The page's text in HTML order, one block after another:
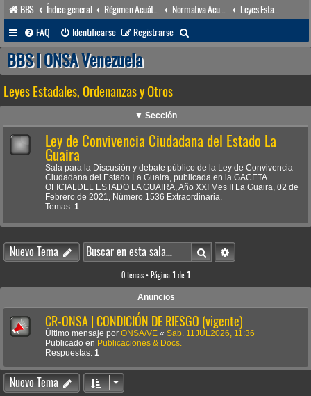
BBS Índice general
Leyes Estadales, Ordenanzas y Otros
FAQ
Identificarse Registrarse
u
a
r
BBS | ONSA Venezuela
Leyes Estadales, Ordenanzas y Otros
▼ Sección
Ley de Convivencia Ciudadana del Estado La
Guaira
Sala para la Discusión y debate público de la Ley de Convivencia
Ciudadana del Estado La Guaira, publicada en la GACETA
OFICIALDEL ESTADO LA GUAIRA, Año XXI Mes II La Guaira, 02 de
Febrero de 2021, Número 1536 Extraordinaria.
Temas: 1
Nuevo Tema BuscarBúsqueda avanzada
0 temas • Página 1 de 1
Anuncios
CR-ONSA | CONDICIÓN DE RIESGO (vigente)
Último mensaje por ONSA/VE « Sab. 11JUL2026, 11:36
Publicado en Publicaciones & Docs.
Respuestas: 1
Nuevo Tema